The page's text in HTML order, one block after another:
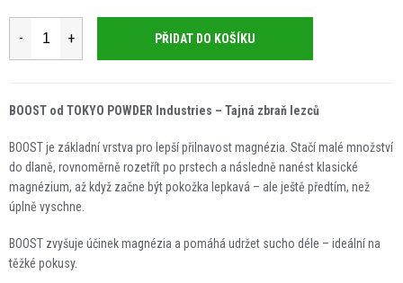
PŘIDAT DO KOŠÍKU
BOOST od TOKYO POWDER Industries – Tajná zbraň lezců
BOOST je základní vrstva pro lepší přilnavost magnézia. Stačí malé množství
do dlaně, rovnoměrně rozetřít po prstech a následně nanést klasické
magnézium, až když začne být pokožka lepkavá – ale ještě předtím, než
úplně vyschne.
BOOST zvyšuje účinek magnézia a pomáhá udržet sucho déle – ideální na
těžké pokusy.